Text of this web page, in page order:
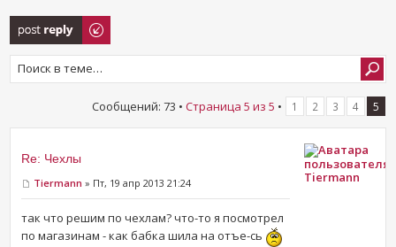
Ответить
Сообщений: 73 • Страница 5 из 5 • 1 2 3 4 5
Re: Чехлы
Tiermann » Пт, 19 апр 2013 21:24
так что решим по чехлам? что-то я посмотрел
по магазинам - как бабка шила на отъе-сь
Tiermann